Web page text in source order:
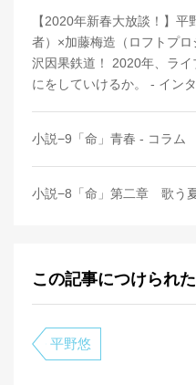
【2020年新春大放談！】
者）×加藤梅造（ロフトプ
沢因果鉄道！ 2020年、ラ
にをしていけるか。 - イン
小説−9「命」青春 - コラム
小説−8「命」第二章 歌う
この記事につけられ
平野悠